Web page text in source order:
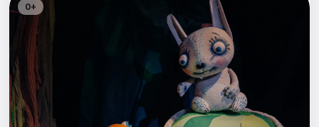
Выставки
Квесты
Экскурсии
Спорт
0+